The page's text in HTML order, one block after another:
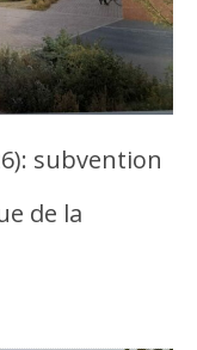
subvention
de la